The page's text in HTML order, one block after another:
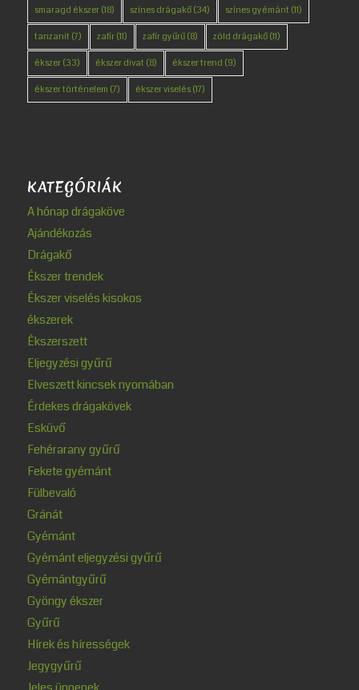
smaragd ékszer(18) színes drágakő(34) színes gyémánt (11)
tanzanit (7) zafír(11) zafír gyűrű(8) zöld drágakő(11)
ékszer(33) ékszer divat (8) ékszer trend (9)
ékszer történelem (7) ékszer viselés(17)
KATEGÓRIÁK
A hónap drágaköve
Ajándékozás
Drágakő
Ékszer trendek
Ékszer viselés kisokos
ékszerek
Ékszerszett
Eljegyzési gyűrű
Elveszett kincsek nyomában
Érdekes drágakövek
Esküvő
Fehérarany gyűrű
Fekete gyémánt
Fülbevaló
Gránát
Gyémánt
Gyémánt eljegyzési gyűrű
Gyémántgyűrű
Gyöngy ékszer
Gyűrű
Hírek és hírességek
Jegygyűrű